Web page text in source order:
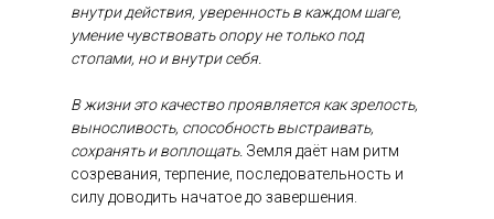
внутри действия, уверенность в каждом шаге,
умение чувствовать опору не только под
стопами, но и внутри себя.
В жизни это качество проявляется как зрелость,
выносливость, способность выстраивать,
сохранять и воплощать. Земля даёт нам ритм
созревания, терпение, последовательность и
силу доводить начатое до завершения.